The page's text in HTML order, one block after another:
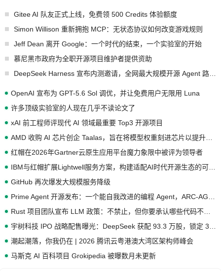
Gitee AI 队友正式上线，免费领 500 Credits 体验额度
Simon Willison 重新拥抱 MCP：无状态协议如何改变游戏规则
Jeff Dean 离开 Google：一个时代的结束，一个实验室的开始
慕尼黑市政府为全职开源项目维护者提供资助
OpenAI 宣布为 GPT-5.6 Sol 调优，并让免费用户无限用 Luna
许多顶级实验室的人现在几乎不读论文了
xAI 前工程师评现代 AI 领域最重要 Top3 开源项目
红帽在2026年Gartner云原生应用平台魔力象限中被评为领导者
GitHub 再次爆发大规模服务降级
潮起潮落，你我仍在 | 2026 腾讯云粤港澳大湾区架构师峰会
马斯克 AI 百科项目 Grokipedia 被曝数月未更新